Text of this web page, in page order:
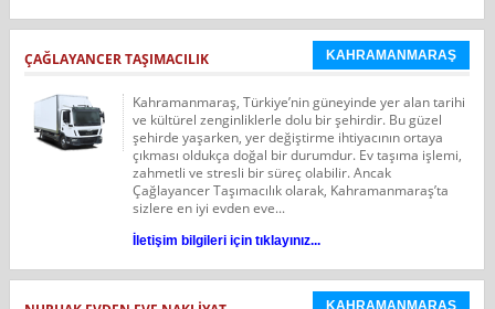
ÇAĞLAYANCER TAŞIMACILIK KAHRAMANMARAŞ
Kahramanmaraş, Türkiye’nin güneyinde yer alan tarihi
ve kültürel zenginliklerle dolu bir şehirdir. Bu güzel
şehirde yaşarken, yer değiştirme ihtiyacının ortaya
çıkması oldukça doğal bir durumdur. Ev taşıma işlemi,
zahmetli ve stresli bir süreç olabilir. Ancak
Çağlayancer Taşımacılık olarak, Kahramanmaraş’ta
sizlere en iyi evden eve...
İletişim bilgileri için tıklayınız...
KAHRAMANMARAŞ